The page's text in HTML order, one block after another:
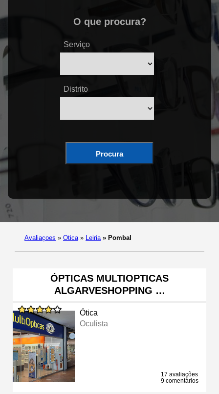
O que procura?
Serviço
Distrito
Procura
Avaliaçoes » Otica » Leiria » Pombal
ÓPTICAS MULTIOPTICAS
ALGARVESHOPPING …
Ótica
Oculista
17 avaliações
9 comentários